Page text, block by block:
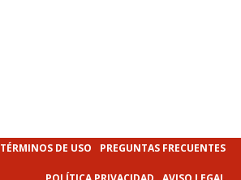
TÉRMINOS DE USO PREGUNTAS FRECUENTES